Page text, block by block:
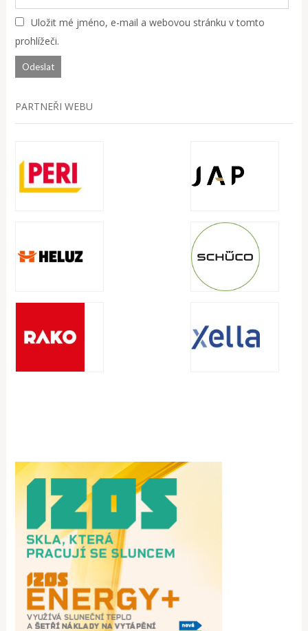
Uložit mé jméno, e-mail a webovou stránku v tomto
prohlížeči.
PARTNEŘI WEBU